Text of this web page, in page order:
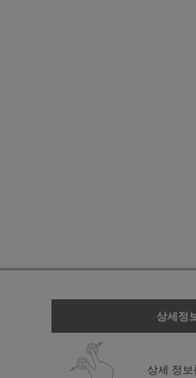
상세정
상세 정